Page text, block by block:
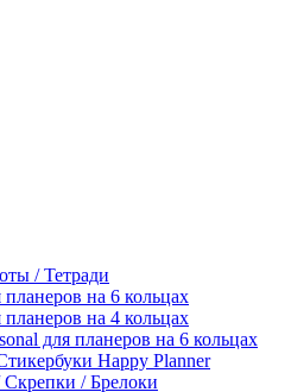
/ Тетради
на 6 кольцах
на 4 кольцах
для планеров на 6 кольцах
Happy Planner
/ Брелоки